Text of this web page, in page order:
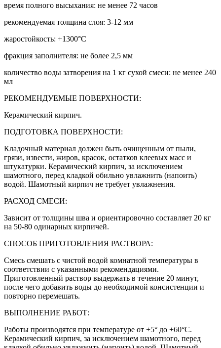
время полного высыхания: не менее 72 часов
рекомендуемая толщина слоя: 3-12 мм
жаростойкость: +1300°С
фракция заполнителя: не более 2,5 мм
количество воды затворения на 1 кг сухой смеси: не менее 240
мл
РЕКОМЕНДУЕМЫЕ ПОВЕРХНОСТИ:
Керамический кирпич.
ПОДГОТОВКА ПОВЕРХНОСТИ:
Кладочный материал должен быть очищенным от пыли,
грязи, извести, жиров, красок, остатков клеевых масс и
штукатурки. Керамический кирпич, за исключением
шамотного, перед кладкой обильно увлажнить (напоить)
водой. Шамотный кирпич не требует увлажнения.
РАСХОД СМЕСИ:
Зависит от толщины шва и ориентировочно составляет 20 кг
на 50-80 одинарных кирпичей.
СПОСОБ ПРИГОТОВЛЕНИЯ РАСТВОРА:
Смесь смешать с чистой водой комнатной температуры в
соответствии с указанными рекомендациями.
Приготовленный раствор выдержать в течение 20 минут,
после чего добавить воды до необходимой консистенции и
повторно перемешать.
ВЫПОЛНЕНИЕ РАБОТ:
Работы производятся при температуре от +5° до +60°С.
Керамический кирпич, за исключением шамотного, перед